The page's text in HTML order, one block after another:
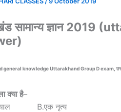
सामान्य ज्ञान
knowledge Uttarakhand Group D exam,
क्या है–
B.एक नृत्य